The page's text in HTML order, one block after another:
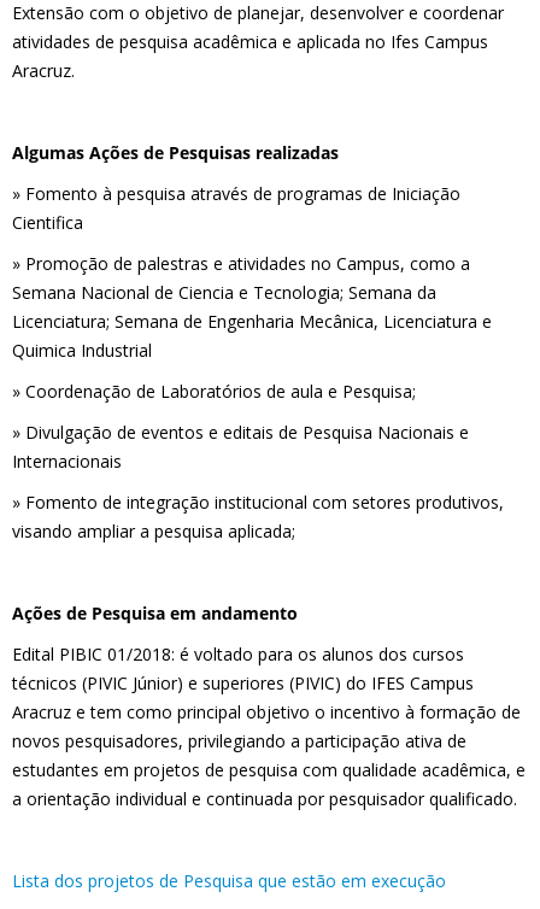
Extensão com o objetivo de planejar, desenvolver e coordenar
atividades de pesquisa acadêmica e aplicada no Ifes Campus
Aracruz.
Algumas Ações de Pesquisas realizadas
» Fomento à pesquisa através de programas de Iniciação
Cientifica
» Promoção de palestras e atividades no Campus, como a
Semana Nacional de Ciencia e Tecnologia; Semana da
Licenciatura; Semana de Engenharia Mecânica, Licenciatura e
Quimica Industrial
» Coordenação de Laboratórios de aula e Pesquisa;
» Divulgação de eventos e editais de Pesquisa Nacionais e
Internacionais
» Fomento de integração institucional com setores produtivos,
visando ampliar a pesquisa aplicada;
Ações de Pesquisa em andamento
Edital PIBIC 01/2018: é voltado para os alunos dos cursos
técnicos (PIVIC Júnior) e superiores (PIVIC) do IFES Campus
Aracruz e tem como principal objetivo o incentivo à formação de
novos pesquisadores, privilegiando a participação ativa de
estudantes em projetos de pesquisa com qualidade acadêmica, e
a orientação individual e continuada por pesquisador qualificado.
Lista dos projetos de Pesquisa que estão em execução